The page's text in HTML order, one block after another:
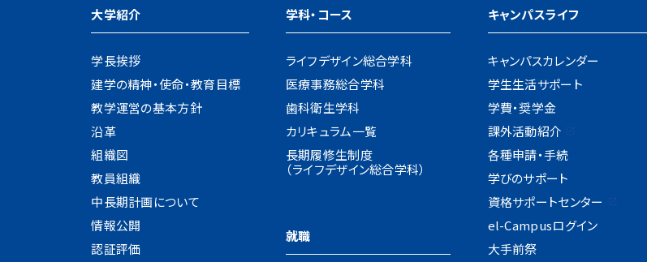
大学紹介
学長挨拶
建学の精神・使命・教育目標
教学運営の基本方針
沿革
組織図
教員組織
中長期計画について
情報公開
認証評価
学科・コース
ライフデザイン総合学科
医療事務総合学科
歯科衛生学科
カリキュラム一覧
長期履修生制度
（ライフデザイン総合学科）
就職
キャンパスライフ
キャンパスカレンダー
学生生活サポート
学費・奨学金
課外活動紹介
各種申請・手続
学びのサポート
資格サポートセンター
el-Campusログイン
大手前祭